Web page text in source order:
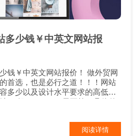
多少钱￥中英文网站报
中英文网站报价！ 做外贸网
首选，也是必行之道！！！网站
多少以及设计水平要求的高低来
网站实际上也是企
不过，外贸网站的主要针对的客
，在做外贸网站时，也就应该优
阅读详情